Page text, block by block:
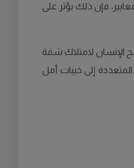
فإن ذلك يؤثر على
الإنسان لامتلاك شقة
إلى خيبات أمل